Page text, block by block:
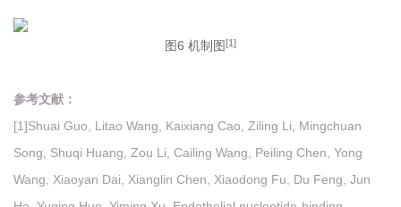
图6 机制图 [1]
参考文献：
[1]Shuai Guo, Litao Wang, Kaixiang Cao, Ziling Li, Mingchuan
Song, Shuqi Huang, Zou Li, Cailing Wang, Peiling Chen, Yong
Wang, Xiaoyan Dai, Xianglin Chen, Xiaodong Fu, Du Feng, Jun